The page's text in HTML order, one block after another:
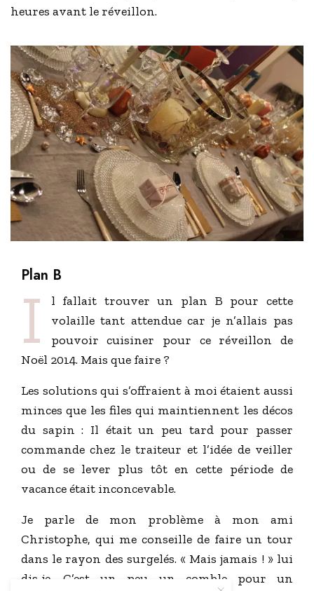
heures avant le réveillon.
Plan B
I
l fallait trouver un plan B pour cette
volaille tant attendue car je n’allais pas
pouvoir cuisiner pour ce réveillon de
Noël 2014. Mais que faire ?
Les solutions qui s’offraient à moi étaient aussi
minces que les files qui maintiennent les décos
du sapin : Il était un peu tard pour passer
commande chez le traiteur et l’idée de veiller
ou de se lever plus tôt en cette période de
vacance était inconcevable.
Je parle de mon problème à mon ami
Christophe, qui me conseille de faire un tour
dans le rayon des surgelés. « Mais jamais ! » lui
dis-je. C’est un peu un comble pour un